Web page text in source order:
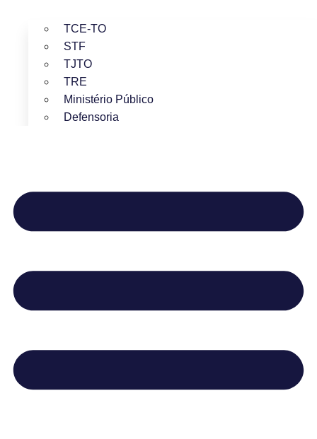
TCE-TO
STF
TJTO
TRE
Ministério Público
Defensoria